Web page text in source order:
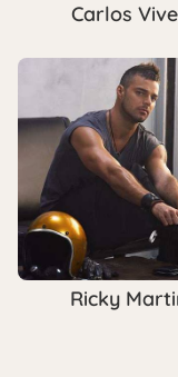
Carlos
Ricky